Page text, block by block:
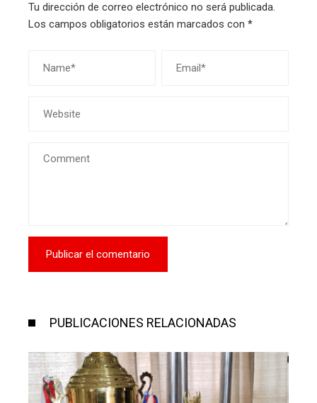
Tu dirección de correo electrónico no será publicada.
Los campos obligatorios están marcados con *
PUBLICACIONES RELACIONADAS